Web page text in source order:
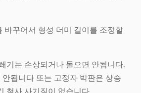
바꾸어서 형성 더미 길이를 조정할
기는 손상되거나 돌으면 안됩니다.
안됩니다 또는 고정자 박판은 상승